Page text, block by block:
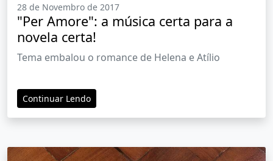
28 de Novembro de 2017
"Per Amore": a música certa para a
novela certa!
Tema embalou o romance de Helena e Atílio
Continuar Lendo